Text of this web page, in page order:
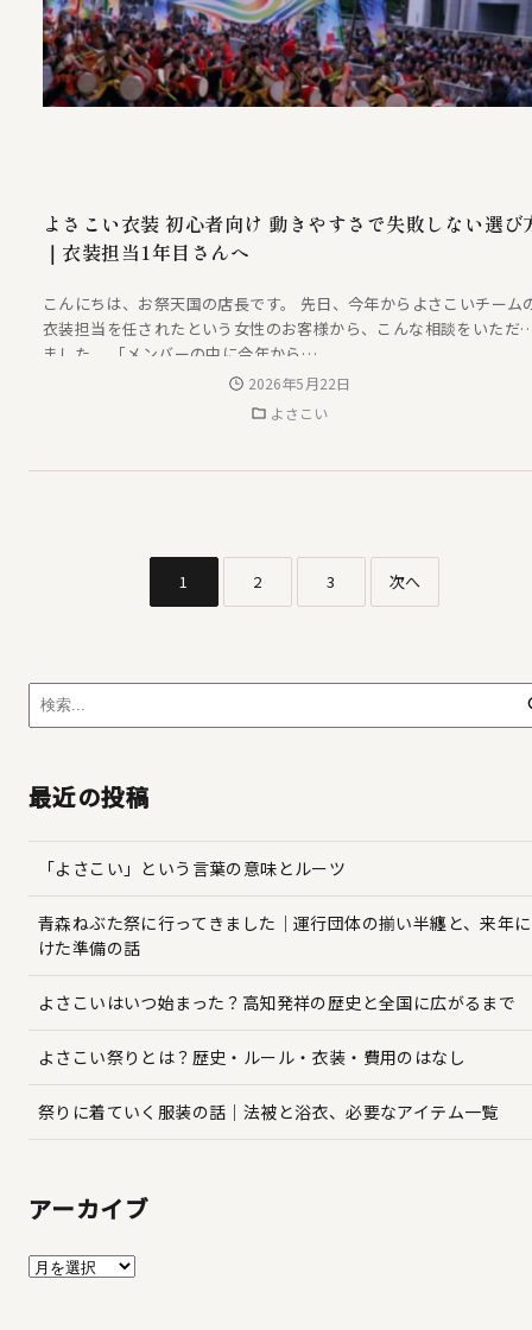
よさこい衣装 初心者向け 動きやすさで失敗しない選び
｜衣装担当1年目さんへ
こんにちは、お祭天国の店長です。 先日、今年からよさこいチーム
衣装担当を任されたという女性のお客様から、こんな相談をいただ
ました。 「メンバーの中に今年から…
2026年5月22日
よさこい
1 2 3 次へ
最近の投稿
「よさこい」という言葉の意味とルーツ
青森ねぶた祭に行ってきました｜運行団体の揃い半纏と、来年
けた準備の話
よさこいはいつ始まった？高知発祥の歴史と全国に広がるまで
よさこい祭りとは？歴史・ルール・衣装・費用のはなし
祭りに着ていく服装の話｜法被と浴衣、必要なアイテム一覧
アーカイブ
ア